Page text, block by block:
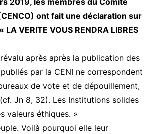
2019, les membres du Comité
ont fait une déclaration sur
VERITE VOUS RENDRA LIBRES
après après la publication des
par la CENI ne correspondent
de vote et de dépouillement,
Jn 8, 32). Les Institutions solides
valeurs éthiques. »
Voilà pourquoi elle leur